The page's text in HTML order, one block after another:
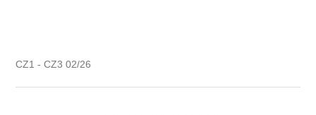
CZ1 - CZ3 02/26